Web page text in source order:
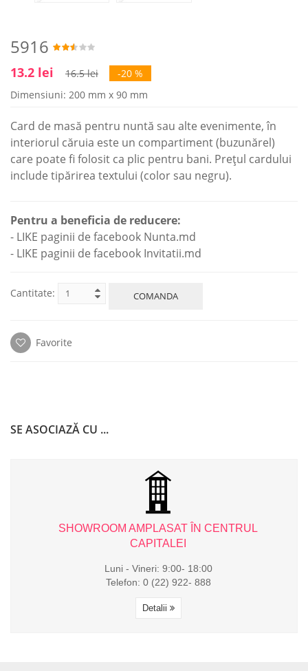
5916
13.2 lei 16.5 lei
-20 %
Dimensiuni: 200 mm x 90 mm
Card de masă pentru nuntă sau alte evenimente, în
interiorul căruia este un compartiment (buzunărel)
care poate fi folosit ca plic pentru bani. Prețul cardului
include tipărirea textului (color sau negru).
Pentru a beneficia de reducere:
- LIKE paginii de facebook Nunta.md
- LIKE paginii de facebook Invitatii.md
Cantitate: COMANDA
Favorite
SE ASOCIAZĂ CU ...
SHOWROOM AMPLASAT ÎN CENTRUL
CAPITALEI
Luni - Vineri: 9:00- 18:00
Telefon: 0 (22) 922- 888
Detalii